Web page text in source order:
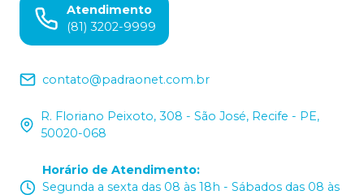
Atendimento
(81) 3202-9999
contato@padraonet.com.br
R. Floriano Peixoto, 308 - São José, Recife - PE,
50020-068
Horário de Atendimento:
Segunda a sexta das 08 às 18h - Sábados das 08 às